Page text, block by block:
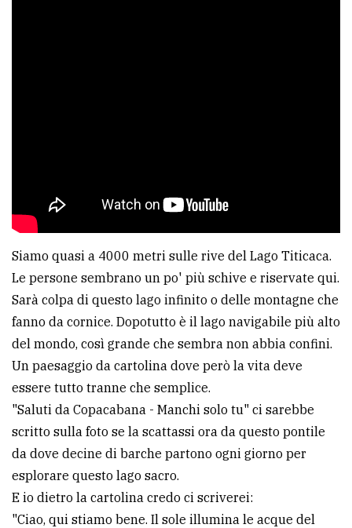
Siamo quasi a 4000 metri sulle rive del Lago Titicaca.
Le persone sembrano un po' più schive e riservate qui.
Sarà colpa di questo lago infinito o delle montagne che
fanno da cornice. Dopotutto è il lago navigabile più alto
del mondo, così grande che sembra non abbia confini.
Un paesaggio da cartolina dove però la vita deve
essere tutto tranne che semplice.
"Saluti da Copacabana - Manchi solo tu" ci sarebbe
scritto sulla foto se la scattassi ora da questo pontile
da dove decine di barche partono ogni giorno per
esplorare questo lago sacro.
E io dietro la cartolina credo ci scriverei:
"Ciao, qui stiamo bene. Il sole illumina le acque del